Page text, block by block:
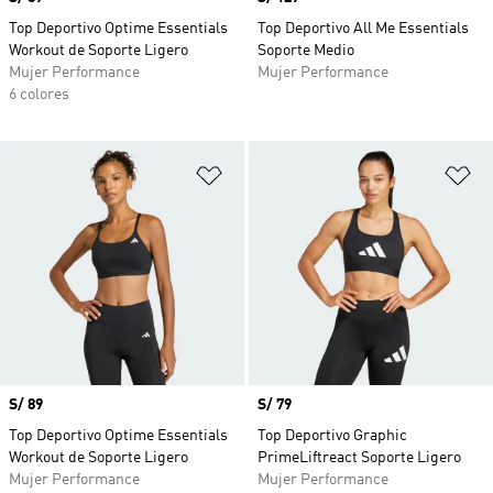
Top Deportivo Optime Essentials
Workout de Soporte Ligero
Mujer Performance
6 colores
Top Deportivo All Me Essentials
Soporte Medio
Mujer Performance
Añadir a la lista de deseos
Precio
S/ 89
Top Deportivo Optime Essentials
Workout de Soporte Ligero
Mujer Performance
Precio
S/ 79
Top Deportivo Graphic
PrimeLiftreact Soporte Ligero
Mujer Performance